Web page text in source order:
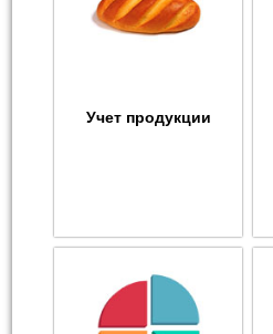
Учет продукции